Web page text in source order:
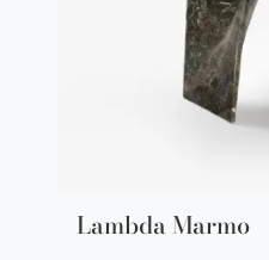
Lambda Marmo